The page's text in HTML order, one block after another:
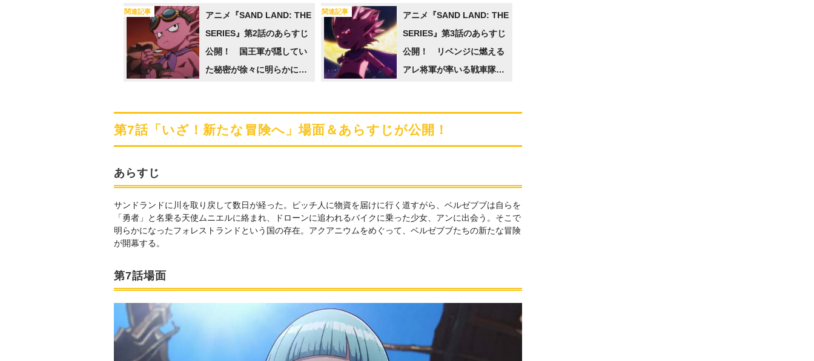
開
関連記事
アニメ『SAND LAND: THE
SERIES』第2話のあらすじ
公開！ 国王軍が隠してい
た秘密が徐々に明らかにな
関連記事
アニメ『SAND LAND: THE
SERIES』第3話のあらすじ
公開！ リベンジに燃える
アレ将軍が率いる戦車隊と
第7話「いざ！新たな冒険へ」場面＆あらすじが公開！
あらすじ
サンドランドに川を取り戻して数日が経った。ピッチ人に物資を届けに行く道すがら、ベルゼブブは自らを
「勇者」と名乗る天使ムニエルに絡まれ、ドローンに追われるバイクに乗った少女、アンに出会う。そこで
明らかになったフォレストランドという国の存在。アクアニウムをめぐって、ベルゼブブたちの新たな冒険
が開幕する。
第7話場面